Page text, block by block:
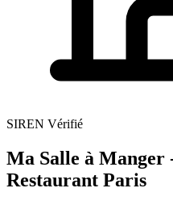
SIREN Vérifié
Ma Salle à Manger
Restaurant Paris